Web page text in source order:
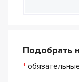
Подобрать
*